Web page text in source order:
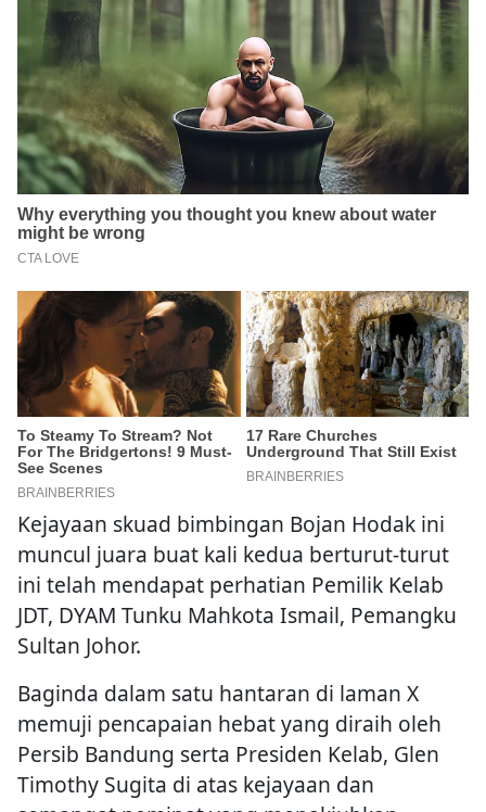
Kejayaan skuad bimbingan Bojan Hodak ini
muncul juara buat kali kedua berturut-turut
ini telah mendapat perhatian Pemilik Kelab
JDT, DYAM Tunku Mahkota Ismail, Pemangku
Sultan Johor.
Baginda dalam satu hantaran di laman X
memuji pencapaian hebat yang diraih oleh
Persib Bandung serta Presiden Kelab, Glen
Timothy Sugita di atas kejayaan dan